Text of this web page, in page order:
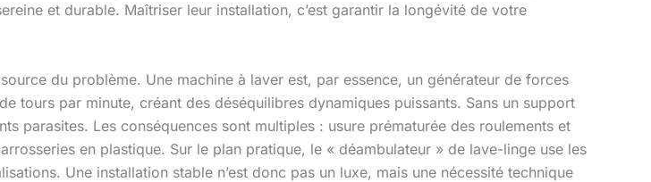
et durable. Maîtriser leur installation, c’est garantir la longévité de votre
du problème. Une machine à laver est, par essence, un générateur de forces
tours par minute, créant des déséquilibres dynamiques puissants. Sans un support
parasites. Les conséquences sont multiples : usure prématurée des roulements et
en plastique. Sur le plan pratique, le « déambulateur » de lave-linge use les
Une installation stable n’est donc pas un luxe, mais une nécessité technique